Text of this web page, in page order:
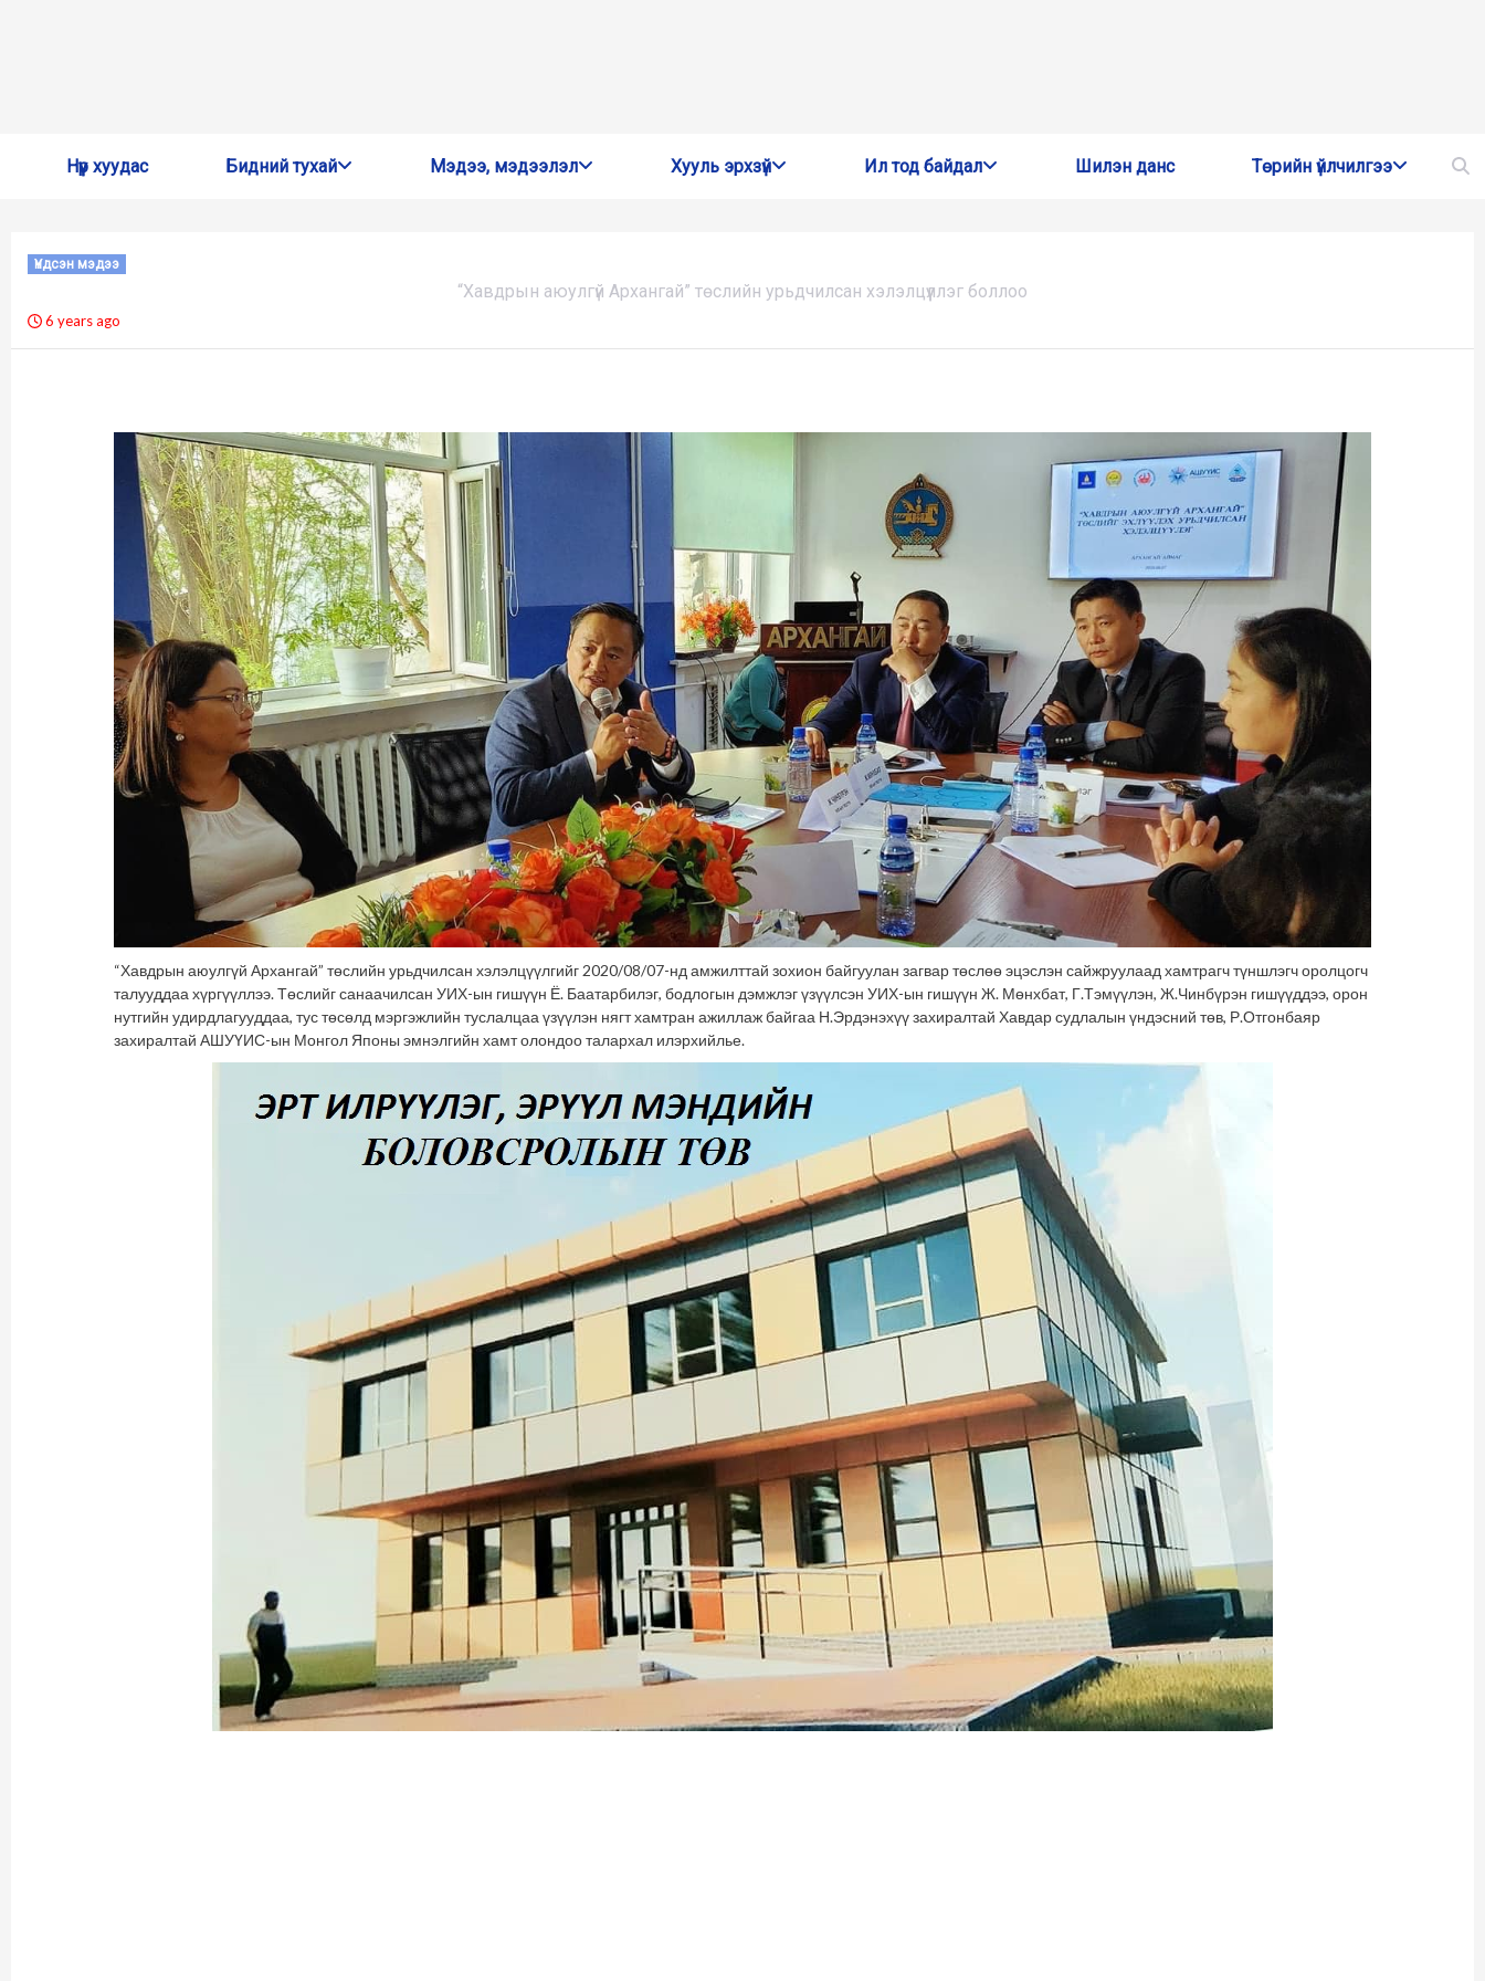
Нүүр хуудас Бидний тухай Мэдээ, мэдээлэл Хууль эрхзүй Ил тод байдал Шилэн данс Төрийн үйлчилгээ
Үндсэн мэдээ
“Хавдрын аюулгүй Архангай” төслийн урьдчилсан хэлэлцүүллэг боллоо
6 years ago
“Хавдрын аюулгүй Архангай” төслийн урьдчилсан хэлэлцүүлгийг 2020/08/07-нд амжилттай зохион байгуулан загвар төслөө эцэслэн сайжруулаад хамтрагч түншлэгч оролцогч
талууддаа хүргүүллээ. Төслийг санаачилсан УИХ-ын гишүүн Ё. Баатарбилэг, бодлогын дэмжлэг үзүүлсэн УИХ-ын гишүүн Ж. Мөнхбат, Г.Тэмүүлэн, Ж.Чинбүрэн гишүүддээ, орон
нутгийн удирдлагууддаа, тус төсөлд мэргэжлийн туслалцаа үзүүлэн нягт хамтран ажиллаж байгаа Н.Эрдэнэхүү захиралтай Хавдар судлалын үндэсний төв, Р.Отгонбаяр
захиралтай АШУҮИС-ын Монгол Японы эмнэлгийн хамт олондоо талархал илэрхийлье.